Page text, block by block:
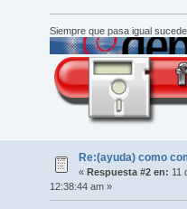
Siempre que pasa igual
Re:(ayuda) como
« Respuesta #2 en: 11
12:38:44 am »